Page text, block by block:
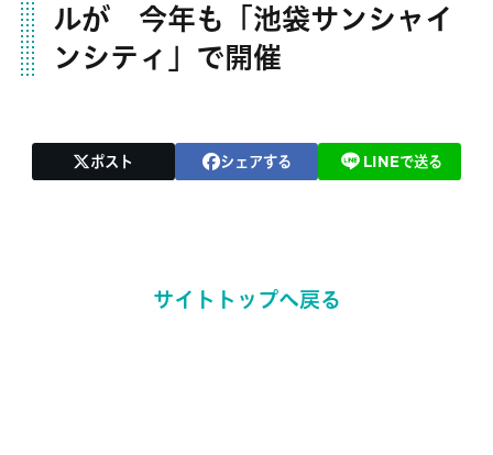
ルが 今年も「池袋サンシャイ
ンシティ」で開催
ポスト シェアする LINEで送る
サイトトップへ戻る